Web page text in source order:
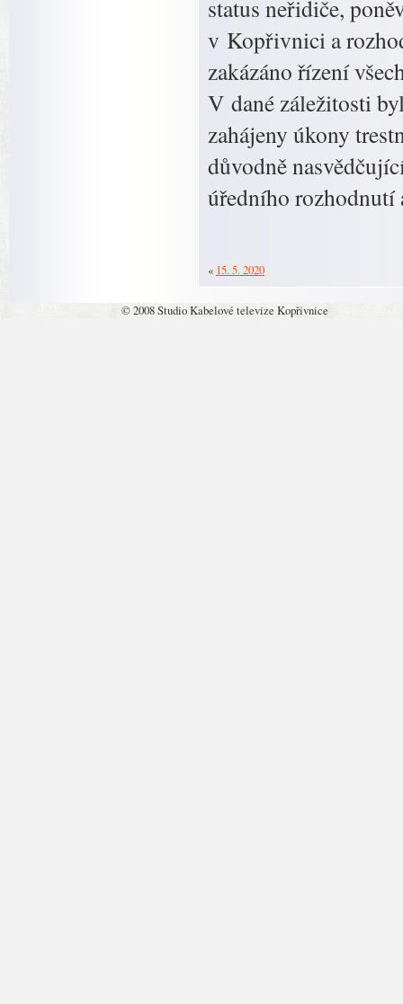
status neřidiče,
v Kopřivnici a
zakázáno řízení
V dané záležitosti
zahájeny úkony
důvodně
úředního rozhodnutí
« 15. 5. 2020
© 2008 Studio Kabelové televize Kopřivnice